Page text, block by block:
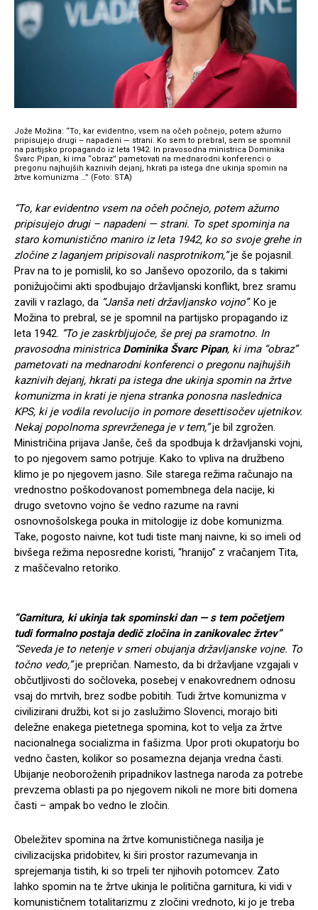
Jože Možina: “To, kar evidentno, vsem na očeh počnejo, potem ažurno
pripisujejo drugi – napadeni — strani. Ko sem to prebral, sem se spomnil
na partijsko propagando iz leta 1942. In pravosodna ministrica Dominika
Švarc Pipan, ki ima “obraz” pametovati na mednarodni konferenci o
pregonu najhujših kaznivih dejanj, hkrati pa istega dne ukinja spomin na
žrtve komunizma …” (Foto: STA)
“To, kar evidentno vsem na očeh počnejo, potem ažurno
pripisujejo drugi – napadeni — strani. To spet spominja na
staro komunistično maniro iz leta 1942, ko so svoje grehe in
zločine z laganjem pripisovali nasprotnikom,”je še pojasnil.
Prav na to je pomislil, ko so Janševo opozorilo, da s takimi
ponižujočimi akti spodbujajo državljanski konflikt, brez sramu
zavili v razlago, da “Janša neti državljansko vojno”. Ko je
Možina to prebral, se je spomnil na partijsko propagando iz
leta 1942. “To je zaskrbljujoče, še prej pa sramotno. In
pravosodna ministrica Dominika Švarc Pipan, ki ima “obraz”
pametovati na mednarodni konferenci o pregonu najhujših
kaznivih dejanj, hkrati pa istega dne ukinja spomin na žrtve
komunizma in krati je njena stranka ponosna naslednica
KPS, ki je vodila revolucijo in pomore desettisočev ujetnikov.
Nekaj popolnoma sprevrženega je v tem,”je bil zgrožen.
Ministričina prijava Janše, češ da spodbuja k državljanski vojni,
to po njegovem samo potrjuje. Kako to vpliva na družbeno
klimo je po njegovem jasno. Sile starega režima računajo na
vrednostno poškodovanost pomembnega dela nacije, ki
drugo svetovno vojno še vedno razume na ravni
osnovnošolskega pouka in mitologije iz dobe komunizma.
Take, pogosto naivne, kot tudi tiste manj naivne, ki so imeli od
bivšega režima neposredne koristi, “hranijo” z vračanjem Tita,
z maščevalno retoriko.
“Garnitura, ki ukinja tak spominski dan — s tem početjem
tudi formalno postaja dedič zločina in zanikovalec žrtev”
“Seveda je to netenje v smeri obujanja državljanske vojne. To
točno vedo,”je prepričan. Namesto, da bi državljane vzgajali v
občutljivosti do sočloveka, posebej v enakovrednem odnosu
vsaj do mrtvih, brez sodbe pobitih. Tudi žrtve komunizma v
civilizirani družbi, kot si jo zaslužimo Slovenci, morajo biti
deležne enakega pietetnega spomina, kot to velja za žrtve
nacionalnega socializma in fašizma. Upor proti okupatorju bo
vedno časten, kolikor so posamezna dejanja vredna časti.
Ubijanje neoboroženih pripadnikov lastnega naroda za potrebe
prevzema oblasti pa po njegovem nikoli ne more biti domena
časti – ampak bo vedno le zločin.
Obeležitev spomina na žrtve komunističnega nasilja je
civilizacijska pridobitev, ki širi prostor razumevanja in
sprejemanja tistih, ki so trpeli ter njihovih potomcev. Zato
lahko spomin na te žrtve ukinja le politična garnitura, ki vidi v
komunističnem totalitarizmu z zločini vrednoto, ki jo je treba